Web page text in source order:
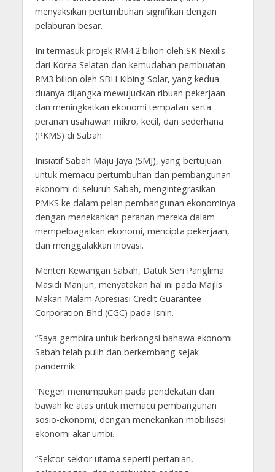
menyaksikan pertumbuhan signifikan dengan
pelaburan besar.
Ini termasuk projek RM4.2 bilion oleh SK Nexilis
dari Korea Selatan dan kemudahan pembuatan
RM3 bilion oleh SBH Kibing Solar, yang kedua-
duanya dijangka mewujudkan ribuan pekerjaan
dan meningkatkan ekonomi tempatan serta
peranan usahawan mikro, kecil, dan sederhana
(PKMS) di Sabah.
Inisiatif Sabah Maju Jaya (SMJ), yang bertujuan
untuk memacu pertumbuhan dan pembangunan
ekonomi di seluruh Sabah, mengintegrasikan
PMKS ke dalam pelan pembangunan ekonominya
dengan menekankan peranan mereka dalam
mempelbagaikan ekonomi, mencipta pekerjaan,
dan menggalakkan inovasi.
Menteri Kewangan Sabah, Datuk Seri Panglima
Masidi Manjun, menyatakan hal ini pada Majlis
Makan Malam Apresiasi Credit Guarantee
Corporation Bhd (CGC) pada Isnin.
“Saya gembira untuk berkongsi bahawa ekonomi
Sabah telah pulih dan berkembang sejak
pandemik.
“Negeri menumpukan pada pendekatan dari
bawah ke atas untuk memacu pembangunan
sosio-ekonomi, dengan menekankan mobilisasi
ekonomi akar umbi.
“Sektor-sektor utama seperti pertanian,